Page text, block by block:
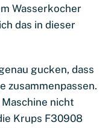
Wasserkocher
das in dieser
gucken, dass
zusammenpassen.
nicht
Krups F30908